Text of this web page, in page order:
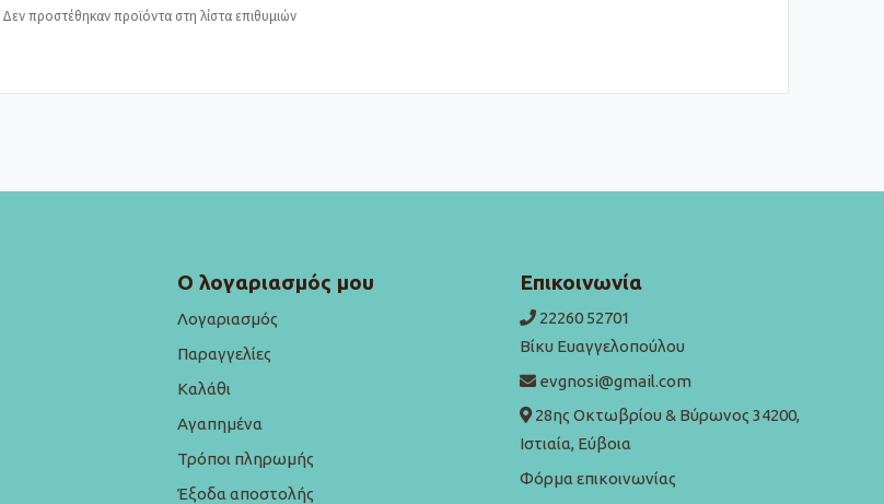
Δεν προστέθηκαν προϊόντα στη λίστα επιθυμιών
Ο λογαριασμός μου
Λογαριασμός
Παραγγελίες
Καλάθι
Αγαπημένα
Τρόποι πληρωμής
Έξοδα αποστολής
Επικοινωνία
22260 52701
Βίκυ Ευαγγελοπούλου
evgnosi@gmail.com
28ης Οκτωβρίου & Βύρωνος 34200,
Ιστιαία, Εύβοια
Φόρμα επικοινωνίας